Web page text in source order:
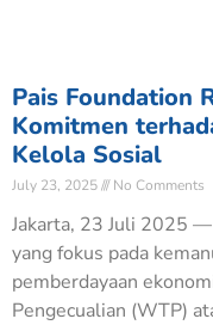
Pais Foundation
Komitmen
Kelola Sosial
July 23, 2025 No Comments
Jakarta, 23 Juli 2025
yang fokus pada
pemberdayaan
Pengecualian (WTP)